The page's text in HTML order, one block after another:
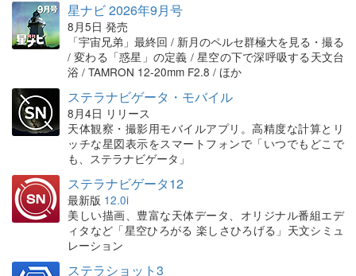
星ナビ 2026年9月号
8月5日 発売
「宇宙兄弟」最終回 / 新月のペルセ群極大を見る・撮る
/ 変わる「惑星」の定義 / 星空の下で深呼吸する天文台
浴 / TAMRON 12-20mm F2.8 / ほか
ステラナビゲータ・モバイル
8月4日 リリース
天体観察・撮影用モバイルアプリ。高精度な計算とリ
ッチな星図表示をスマートフォンで「いつでもどこで
も、ステラナビゲータ」
ステラナビゲータ12
最新版 12.0i
美しい描画、豊富な天体データ、オリジナル番組エデ
ィタなど「星空ひろがる 楽しさひろげる」天文シミュ
レーション
ステラショット3